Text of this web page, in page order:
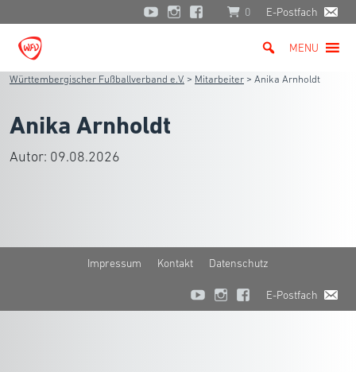
0 E-Postfach
MENU
Württembergischer Fußballverband e.V. > Mitarbeiter > Anika Arnholdt
Anika Arnholdt
Autor: 09.08.2026
Impressum Kontakt Datenschutz
E-Postfach